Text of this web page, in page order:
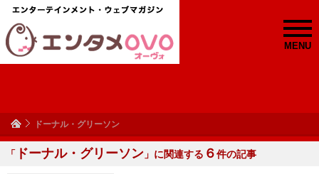
MENU
ドーナル・グリーソン
「 ドーナル・グリーソン 」に関連する ６件の記事